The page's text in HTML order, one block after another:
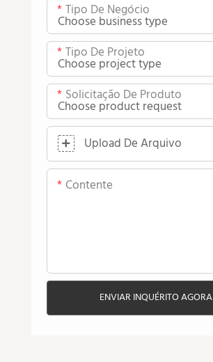
Tipo De Negócio
Tipo De Projeto
Solicitação De Produto
Upload De Arquivo
Contente
ENVIAR INQUÉRITO AGORA